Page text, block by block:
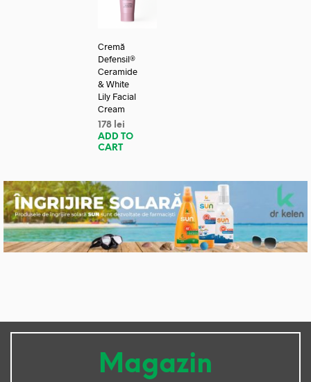
Cremă
Defensil®
Ceramide
& White
Lily Facial
Cream
178 lei
ADD TO
CART
Magazin